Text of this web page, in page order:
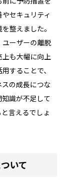
セキュリティ
整えました。
ーザーの離脱
も大幅に向上
することで、
の成長につな
識が不足して
言えるでしょ
いて